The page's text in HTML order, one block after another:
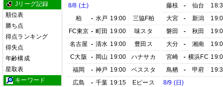
Jリーグ記録
順位表
勝ち点
得点ランキング
得失点
年齢構成
星取表
キーワード
8/8 (土)
柏
- 水戸 19:00
三協F柏
FC東京 - 町田 19:00
味スタ
名古屋 - 清水 19:00
豊田ス
C大阪
- 岡山 19:00
ハナサカ
福岡
- 神戸 19:00
ベススタ
広島
- 千葉 19:15
Eピース
藤枝
- 仙台
大宮
- 新潟
磐田
- 秋田
大分
- 湘南
宮崎
- 横浜FC
鳥栖
- 甲府
8/9 (日)